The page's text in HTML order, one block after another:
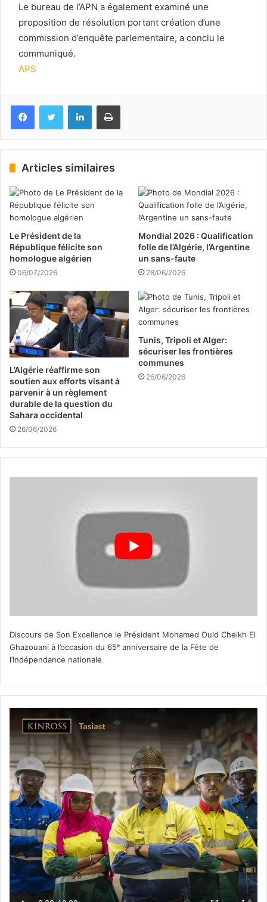
Le bureau de l’APN a également examiné une
proposition de résolution portant création d’une
commission d’enquête parlementaire, a conclu le
communiqué.
APS
FacebookTwitter LinkedinImprimer
Articles similaires
Le Président de la
République félicite son
homologue algérien
06/07/2026
Mondial 2026 : Qualification
folle de l’Algérie, l’Argentine
un sans-faute
28/06/2026
L’Algérie réaffirme son
soutien aux efforts visant à
parvenir à un règlement
durable de la question du
Sahara occidental
26/06/2026
Tunis, Tripoli et Alger:
sécuriser les frontières
communes
26/06/2026
Discours de Son Excellence le Président Mohamed Ould Cheikh El
Ghazouani à l’occasion du 65ᵉ anniversaire de la Fête de
l’Indépendance nationale